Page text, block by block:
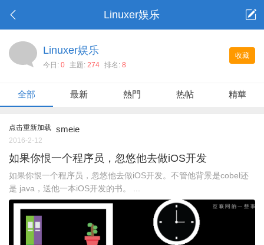
Linuxer娱乐
收藏
Linuxer娱乐
今日: 0 主題: 274 排名: 8
全部 最新 熱門 热帖 精華
点击重新加载 smeie
2016-2-12
如果你恨一个程序员，忽悠他去做iOS开发
如果你恨一个程序员，忽悠他去做iOS开发。不管他背景是cobel还
是 java，送他一本iOS开发的书。 ...